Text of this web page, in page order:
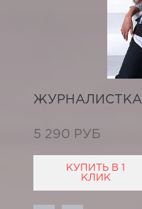
ЖУРНАЛИСТКА
5 290 РУБ
КУПИТЬ В 1
КЛИК